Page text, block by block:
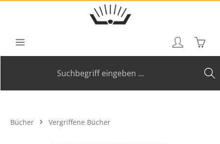
Zum Hauptinhalt springen
Bücher Vergriffene Bücher